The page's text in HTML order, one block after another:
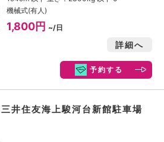
機械式(有人)
1,800円 ~/日
詳細へ
予約する
井住友海上駿河台新館駐車場